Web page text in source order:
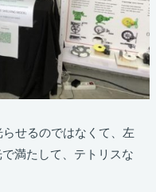
せるのではなくて、左
満たして、テトリスな